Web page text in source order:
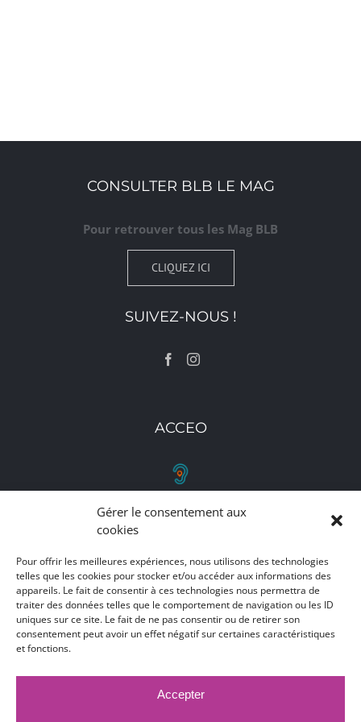
Gérer le consentement aux
cookies
Pour offrir les meilleures expériences, nous utilisons des technologies
telles que les cookies pour stocker et/ou accéder aux informations des
appareils. Le fait de consentir à ces technologies nous permettra de
traiter des données telles que le comportement de navigation ou les ID
uniques sur ce site. Le fait de ne pas consentir ou de retirer son
consentement peut avoir un effet négatif sur certaines caractéristiques
et fonctions.
Accepter
CONSULTER BLB LE MAG
Pour retrouver tous les Mag BLB
CLIQUEZ ICI
SUIVEZ-NOUS !
ACCEO
RETROUVEZ-NOUS
Toutes nos adresses, coordonnées et horaires
d'ouverture
CLIQUEZ ICI